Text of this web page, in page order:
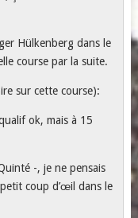
Hülkenberg dans le
course par la suite.
sur cette course):
ok, mais à 15
-, je ne pensais
coup d’œil dans le